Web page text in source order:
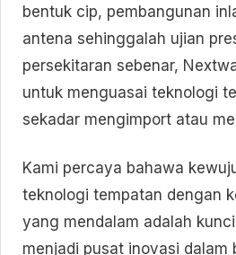
bentuk cip, pembangunan
antena sehinggalah ujian
persekitaran sebenar,
untuk menguasai teknologi
sekadar mengimport atau
Kami percaya bahawa
teknologi tempatan dengan
yang mendalam adalah
menjadi pusat inovasi dalam